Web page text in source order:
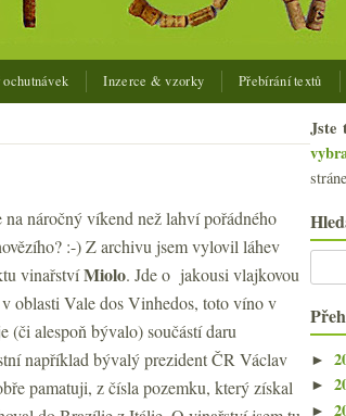
Inzerce & vzorky Přebírání textů
náročný víkend než lahví pořádného
:-) Z archivu jsem vylovil láhev
vinařstvíMiolo. Jde o jakousi vlajkovou
oblasti Vale dos Vinhedos, toto víno v
(či alespoň bývalo) součástí daru
například bývalý prezident ČR Václav
pamatuji, z čísla pozemku, který získal
Jste
►
►
►